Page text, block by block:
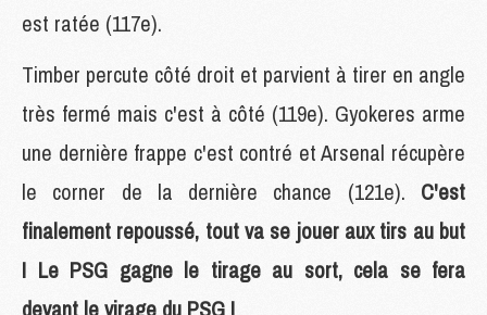
est ratée (117e).
Timber percute côté droit et parvient à tirer en angle
très fermé mais c'est à côté (119e). Gyokeres arme
une dernière frappe c'est contré et Arsenal récupère
le corner de la dernière chance (121e). C'est
finalement repoussé, tout va se jouer aux tirs au but
! Le PSG gagne le tirage au sort, cela se fera
devant le virage du PSG !